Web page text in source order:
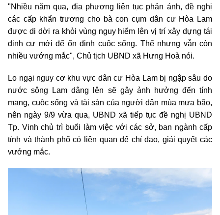
"Nhiều năm qua, địa phương liên tục phản ánh, đề nghị
các cấp khẩn trương cho bà con cụm dân cư Hòa Lam
được di dời ra khỏi vùng nguy hiểm lên vị trí xây dựng tái
định cư mới để ổn định cuộc sống. Thế nhưng vẫn còn
nhiều vướng mắc", Chủ tịch UBND xã Hưng Hoà nói.
Lo ngại nguy cơ khu vực dân cư Hòa Lam bị ngập sâu do
nước sông Lam dâng lên sẽ gây ảnh hưởng đến tính
mạng, cuộc sống và tài sản của người dân mùa mưa bão,
nên ngày 9/9 vừa qua, UBND xã tiếp tục đề nghị UBND
Tp. Vinh chủ trì buổi làm việc với các sở, ban ngành cấp
tỉnh và thành phố có liên quan để chỉ đạo, giải quyết các
vướng mắc.